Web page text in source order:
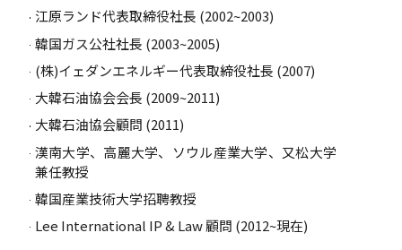
江原ランド代表取締役社長 (2002~2003)
韓国ガス公社社長 (2003~2005)
(株)イェダンエネルギー代表取締役社長 (2007)
大韓石油協会会長 (2009~2011)
大韓石油協会顧問 (2011)
漢南大学、高麗大学、ソウル産業大学、又松大学
兼任教授
韓国産業技術大学招聘教授
Lee International IP & Law 顧問 (2012~現在)